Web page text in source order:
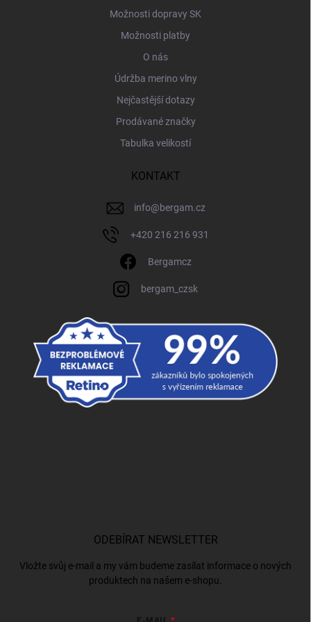
Možnosti dopravy SK
Možnosti platby
O nás
Údržba merino vlny
Nejčastější dotazy
Prodávané značky
Tabulka velikostí
KONTAKT
info@bergam.cz
+420 216 216 931
Bergamcz
bergam_czsk
ODEBÍRAT NEWSLETTER
Vložte svůj e-mail a my vám budeme zasílat informace o nových
produktech na našem e-shopu.